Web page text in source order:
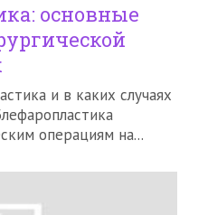
основные
и в каких случаях
операциям на...